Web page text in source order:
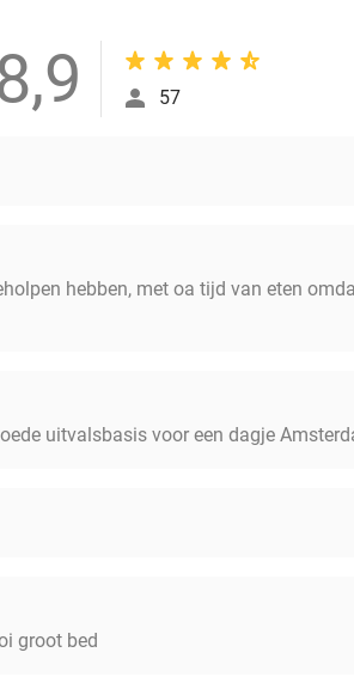
57
hebben, met oa tijd van eten
uitvalsbasis voor een dagje
groot bed